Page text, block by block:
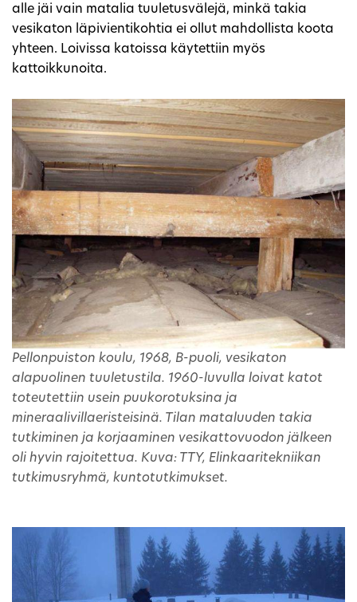
alle jäi vain matalia tuuletusvälejä, minkä takia
vesikaton läpivientikohtia ei ollut mahdollista koota
yhteen. Loivissa katoissa käytettiin myös
kattoikkunoita.
Pellonpuiston koulu, 1968, B-puoli, vesikaton
alapuolinen tuuletustila. 1960-luvulla loivat katot
toteutettiin usein puukorotuksina ja
mineraalivillaeristeisinä. Tilan mataluuden takia
tutkiminen ja korjaaminen vesikattovuodon jälkeen
oli hyvin rajoitettua. Kuva: TTY, Elinkaaritekniikan
tutkimusryhmä, kuntotutkimukset.